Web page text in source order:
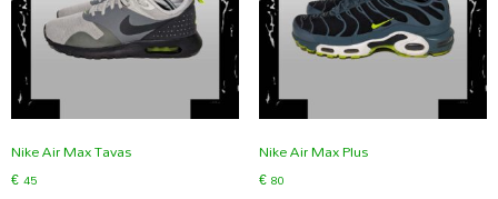
Nike Air Max Tavas
€45
Nike Air Max Plus
€80